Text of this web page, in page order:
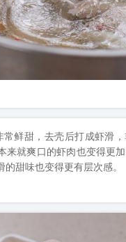
鲜甜，去壳后打成虾滑，
来就爽口的虾肉也变得更
的甜味也变得更有层次感。